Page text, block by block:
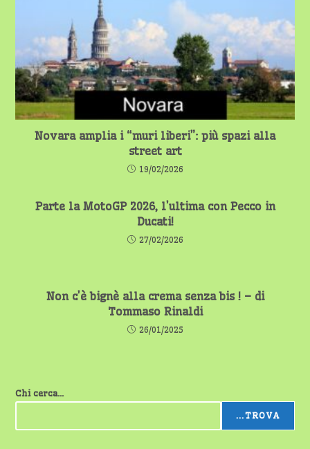
Novara amplia i “muri liberi”: più spazi alla
street art
19/02/2026
Parte la MotoGP 2026, l’ultima con Pecco in
Ducati!
27/02/2026
Non c’è bignè alla crema senza bis ! – di
Tommaso Rinaldi
26/01/2025
Chi cerca...
...TROVA